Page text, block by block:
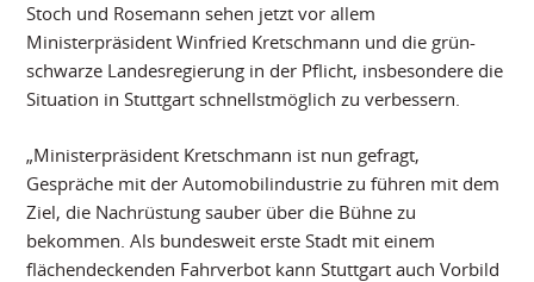
Stoch und Rosemann sehen jetzt vor allem
Ministerpräsident Winfried Kretschmann und die grün-
schwarze Landesregierung in der Pflicht, insbesondere die
Situation in Stuttgart schnellstmöglich zu verbessern.
„Ministerpräsident Kretschmann ist nun gefragt,
Gespräche mit der Automobilindustrie zu führen mit dem
Ziel, die Nachrüstung sauber über die Bühne zu
bekommen. Als bundesweit erste Stadt mit einem
flächendeckenden Fahrverbot kann Stuttgart auch Vorbild